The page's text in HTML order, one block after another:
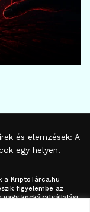
és elemzések: A
egy helyen.
a KriptoTárca.hu
figyelembe az
kockázatvállalási